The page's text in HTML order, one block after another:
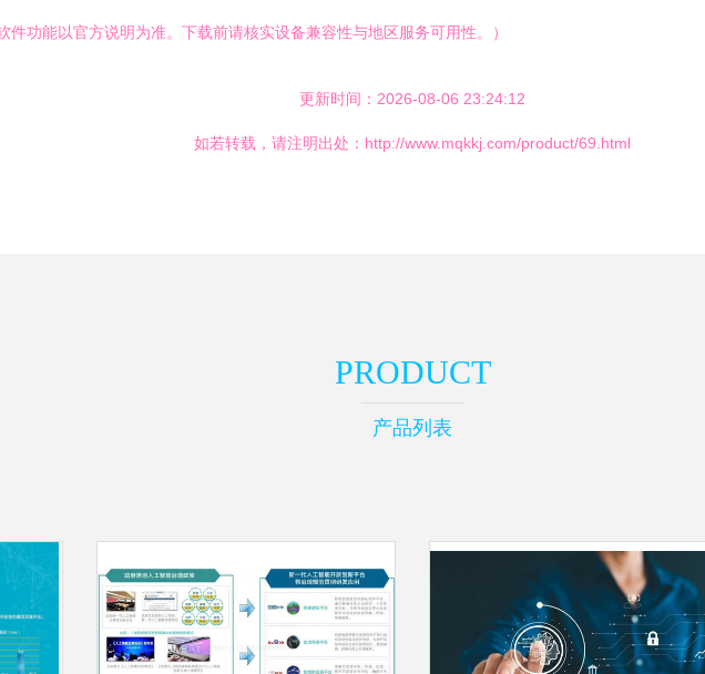
件功能以官方说明为准。下载前请核实设备兼容性与地区服务可用性。）
更新时间：2026-08-06 23:24:12
如若转载，请注明出处：http://www.mqkkj.com/product/69.html
PRODUCT
产品列表